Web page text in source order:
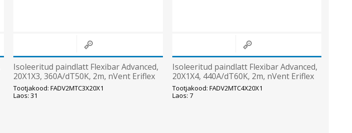
Isoleeritud paindlatt Flexibar Advanced,
20X1X3, 360A/dT50K, 2m, nVent Eriflex
Tootjakood: FADV2MTC3X20X1
Laos: 31
Isoleeritud paindlatt Flexibar Advanced,
20X1X4, 440A/dT60K, 2m, nVent Eriflex
Tootjakood: FADV2MTC4X20X1
Laos: 7